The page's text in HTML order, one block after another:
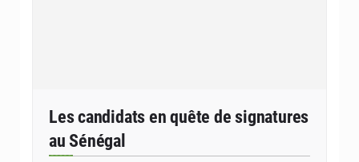
Les candidats en quête de signatures
au Sénégal